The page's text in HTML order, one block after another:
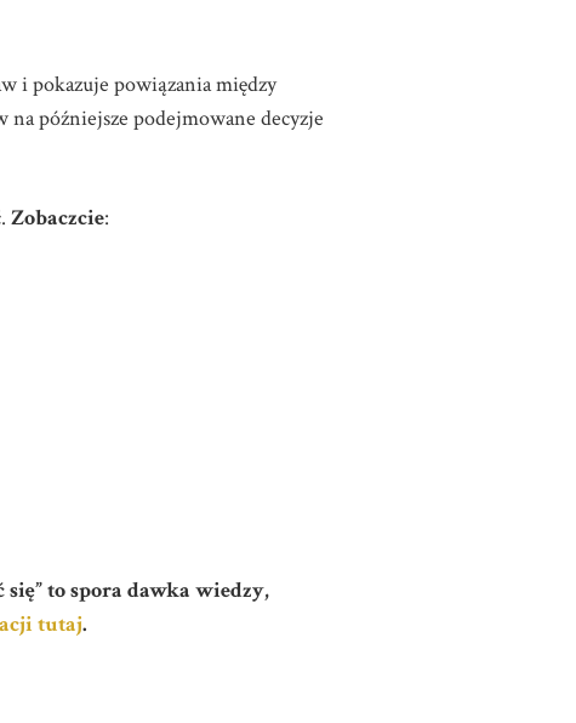
i pokazuje powiązania między
późniejsze podejmowane decyzje
Zobaczcie:
to spora dawka wiedzy,
tutaj.